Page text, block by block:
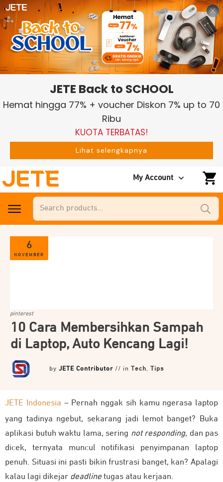
My Account
Search
6
NOVEMBER
pinterest
10 Cara Membersihkan Sampah
di Laptop, Auto Kencang Lagi!
by JETE Contributor// in Tech, Tips
JETE Indonesia – Pernah nggak sih kamu ngerasa laptop
yang tadinya ngebut, sekarang jadi lemot banget? Buka
aplikasi butuh waktu lama, sering not responding, dan pas
dicek, ternyata muncul notifikasi penyimpanan laptop
penuh. Situasi ini pasti bikin frustrasi banget, kan? Apalagi
kalau lagi dikejar deadline tugas atau kerjaan.
JETE Back to SCHOOL
Hemat hingga 77% + voucher Diskon 7% up to 70
Ribu
KUOTA TERBATAS!
Lihat selengkapnya